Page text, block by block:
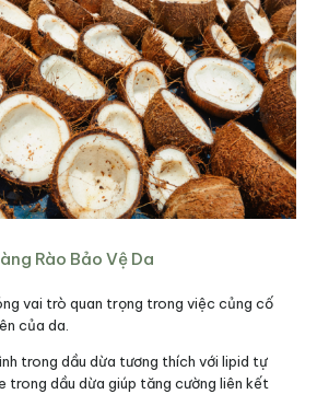
Rào Bảo Vệ Da
vai trò quan trọng trong việc củng cố
của da.
trong dầu dừa tương thích với lipid tự
trong dầu dừa giúp tăng cường liên kết